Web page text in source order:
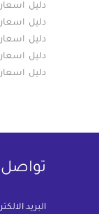
دليل اسعار
دليل اسعار
دليل
دليل
دليل
تواصل
البريد